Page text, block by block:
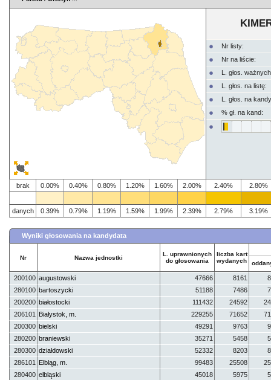
Nr listy:
Nr na liście:
L. głos.
L. głos. na listę:
L. głos. na
% gł. na kand:
brak 0.00% 0.40% 0.80% 1.20% 1.60% 2.00% 2.40% 2.80%
danych 0.39% 0.79% 1.19% 1.59% 1.99% 2.39% 2.79% 3.19%
Wyniki głosowania na kandydata
Nr Nazwa jednostki
L. uprawnionych
do głosowania
liczba kart
wydanych
200100 augustowski 47666 8161
280100 bartoszycki 51188 7486
200200 białostocki 111432 24592
206101
Białystok, m. 229255 71652
200300 bielski 49291 9763
280200 braniewski 35271 5458
280300 działdowski 52332 8203
286101
Elbląg, m. 99483 25508
280400 elbląski 45018 5975